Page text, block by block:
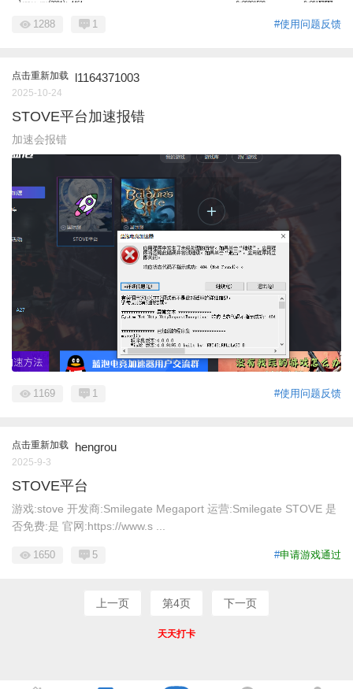
#使用问题反馈
1288 1
点击重新加载 l1164371003
2025-10-24
STOVE平台加速报错
加速会报错
#使用问题反馈
1169 1
点击重新加载 hengrou
2025-9-3
STOVE平台
游戏:stove 开发商:Smilegate Megaport 运营:Smilegate STOVE 是
否免费:是 官网:https://www.s ...
#申请游戏通过
1650 5
上一页 第4页 下一页
天天打卡